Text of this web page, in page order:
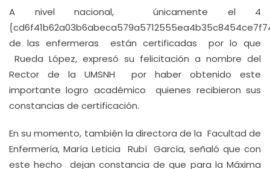
A nivel nacional, únicamente el 4
de las enfermeras están certificadas por lo que
Rueda López, expresó su felicitación a nombre del
Rector de la UMSNH por haber obtenido este
importante logro académico quienes recibieron sus
constancias de certificación.
En su momento, también la directora de la Facultad de
Enfermería, María Leticia Rubí García, señaló que con
este hecho dejan constancia de que para la Máxima